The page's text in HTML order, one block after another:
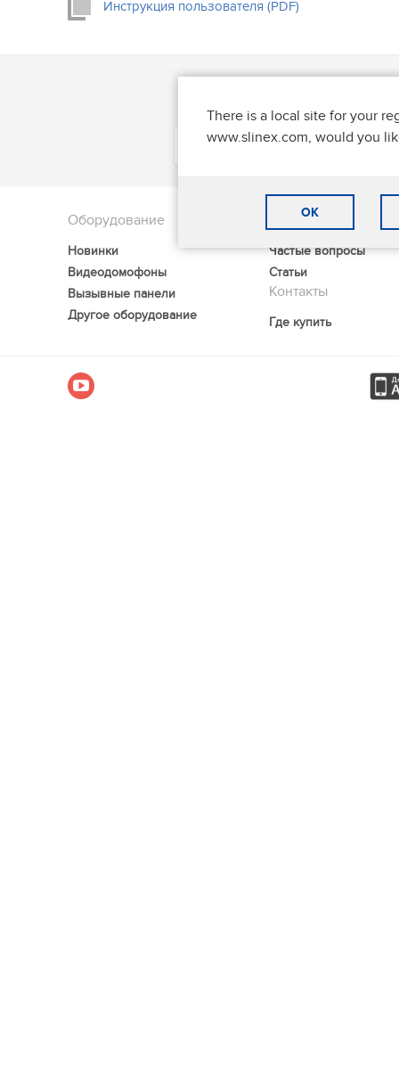
Инструкция пользователя (PDF)
There is a local site for your
www.slinex.com, would you
OK
Оборудование
Новинки
Видеодомофоны
Вызывные панели
Другое оборудование
Поддержка
Частые вопросы
Статьи
Контакты
Где купить